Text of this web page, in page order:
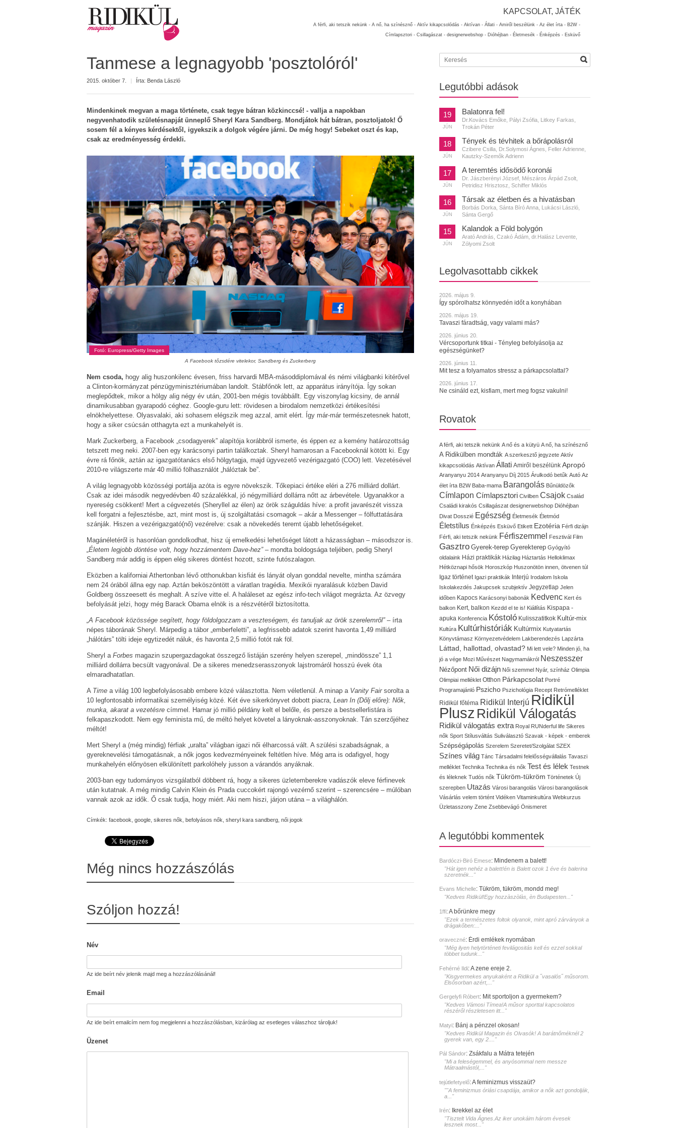
KAPCSOLAT, JÁTÉK
A férfi, aki tetszik nekünk - A nő, ha színésznő - Aktív kikapcsolódás - Aktívan - Állati - Amiről beszélünk - Az élet írta - B2W -
Címlapsztori - Csillagászat - designerwebshop - Dióhéjban - Életmesék - Énképzés - Esküvő
Tanmese a legnagyobb 'posztolóról'
2015. október 7. | Írta: Benda László
Mindenkinek megvan a maga története, csak tegye bátran közkinccsé! - vallja a napokban
negyvenhatodik születésnapját ünneplő Sheryl Kara Sandberg. Mondjátok hát bátran, posztoljatok! Ő
sosem fél a kényes kérdésektől, igyekszik a dolgok végére járni. De még hogy! Sebeket oszt és kap,
csak az eredményesség érdekli.
A Facebook tőzsdére vitelekor, Sandberg és Zuckerberg
Fotó: Europress/Getty Images
Nem csoda, hogy alig huszonkilenc évesen, friss harvardi MBA-másoddiplomával és némi világbanki kitérővel
a Clinton-kormányzat pénzügyminisztériumában landolt. Stábfőnök lett, az apparátus irányítója. Így sokan
meglepődtek, mikor a hölgy alig négy év után, 2001-ben mégis továbbállt. Egy viszonylag kicsiny, de annál
dinamikusabban gyarapodó céghez. Google-guru lett: rövidesen a birodalom nemzetközi értékesítési
elnökhelyettese. Olyasvalaki, aki sohasem elégszik meg azzal, amit elért. Így már-már természetesnek hatott,
hogy a siker csúcsán otthagyta ezt a munkahelyét is.
Mark Zuckerberg, a Facebook „csodagyerek” alapítója korábbról ismerte, és éppen ez a kemény határozottság
tetszett meg neki. 2007-ben egy karácsonyi partin találkoztak. Sheryl hamarosan a Facebooknál kötött ki. Egy
évre rá főnök, aztán az igazgatótanács első hölgytagja, majd ügyvezető vezérigazgató (COO) lett. Vezetésével
2010-re világszerte már 40 millió fölhasználót „hálóztak be”.
A világ legnagyobb közösségi portálja azóta is egyre növekszik. Tőkepiaci értéke eléri a 276 milliárd dollárt.
Csak az idei második negyedévben 40 százalékkal, jó négymilliárd dollárra nőtt az árbevétele. Ugyanakkor a
nyereség csökkent! Mert a cégvezetés (Sheryllel az élen) az örök száguldás híve: a profit javarészét vissza
kell forgatni a fejlesztésbe, azt, mint most is, új szolgáltatási csomagok – akár a Messenger – fölfuttatására
szánják. Hiszen a vezérigazgató(nő) vezérelve: csak a növekedés teremt újabb lehetőségeket.
Magánéletéről is hasonlóan gondolkodhat, hisz új emelkedési lehetőséget látott a házasságban – másodszor is.
„Életem legjobb döntése volt, hogy hozzámentem Dave-hez”– mondta boldogsága teljében, pedig Sheryl
Sandberg már addig is éppen elég sikeres döntést hozott, szinte futószalagon.
Eközben a kaliforniai Athertonban lévő otthonukban kisfiát és lányát olyan gonddal nevelte, mintha számára
nem 24 órából állna egy nap. Aztán beköszöntött a váratlan tragédia. Mexikói nyaralásuk közben David
Goldberg összeesett és meghalt. A szíve vitte el. A haláleset az egész info-tech világot megrázta. Az özvegy
befolyását jelzi, hogy még Barack Obama elnök is a részvétéről biztosította.
„A Facebook közössége segített, hogy földolgozzam a veszteségem, és tanuljak az örök szerelemről”– írta
népes táborának Sheryl. Márpedig a tábor „emberfeletti”, a legfrissebb adatok szerint havonta 1,49 milliárd
„hálótárs” tölti ideje egytizedét náluk, és havonta 2,5 millió fotót rak föl.
Sheryl a Forbes magazin szupergazdagokat összegző listáján szerény helyen szerepel, „mindössze” 1,1
milliárd dollárra becsült vagyonával. De a sikeres menedzserasszonyok lajstromáról hosszú évek óta
elmaradhatatlan.
A Time a világ 100 legbefolyásosabb embere közé választotta. Nem véletlenül. A minap a Vanity Fair sorolta a
10 legfontosabb informatikai személyiség közé. Két éve sikerkönyvet dobott piacra, Lean In (Dőlj előre): Nők,
munka, akarat a vezetésre címmel. Hamar jó millió példány kelt el belőle, és persze a bestsellerlistára is
felkapaszkodott. Nem egy feminista mű, de méltó helyet követel a lányoknak-asszonyoknak. Tán szerzőjéhez
méltót!
Mert Sheryl a (még mindig) férfiak „uralta” világban igazi női élharcossá vált. A szülési szabadságnak, a
gyereknevelési támogatásnak, a nők jogos kedvezményeinek feltétlen híve. Még arra is odafigyel, hogy
munkahelyén előnyösen elkülönített parkolóhely jusson a várandós anyáknak.
2003-ban egy tudományos vizsgálatból döbbent rá, hogy a sikeres üzletemberekre vadászók eleve férfinevek
után kutatnak. A még mindig Calvin Klein és Prada cuccokért rajongó vezérnő szerint – szerencsére – múlóban
vannak azok az idők. Ő csak tudja, hogy miért. Aki nem hiszi, járjon utána – a világhálón.
Címkék: facebook google sikeres nők befolyásos nők sheryl kara sandberg női jogok
Még nincs hozzászólás
Szóljon hozzá!
Név
Az ide beírt név jelenik majd meg a hozzászólásánál!
Email
Az ide beírt emailcím nem fog megjelenni a hozzászólásban, kizárólag az esetleges válaszhoz tároljuk!
Üzenet
Legutóbbi adások
19
JÚN
Balatonra fel!
Dr.Kovács Emőke, Pályi Zsófia, Litkey Farkas,
Trokán Péter
18
JÚN
Tények és tévhitek a bőrápolásról
Czibere Csilla, Dr.Solymosi Ágnes, Feller Adrienne,
Kautzky-Szemők Adrienn
17
JÚN
A teremtés idősödő koronái
Dr. Jászberényi József, Mészáros Árpád Zsolt,
Petridisz Hrisztosz, Schiffer Miklós
16
JÚN
Társak az életben és a hivatásban
Borbás Dorka, Sánta Bíró Anna, Lukácsi László,
Sánta Gergő
15
JÚN
Kalandok a Föld bolygón
Arató András, Czakó Ádám, dr.Halász Levente,
Zólyomi Zsolt
Legolvasottabb cikkek
2026. május 9.
Így spórolhatsz könnyedén időt a konyhában
2026. május 19.
Tavaszi fáradtság, vagy valami más?
2026. június 20.
Vércsoportunk titkai - Tényleg befolyásolja az
egészségünket?
2026. június 11.
Mit tesz a folyamatos stressz a párkapcsolattal?
2026. június 17.
Ne csináld ezt, kisfiam, mert meg fogsz vakulni!
Rovatok
A férfi, aki tetszik nekünk A nő és a kütyü A nő, ha színésznő
A Ridikülben mondták A szerkesztő jegyzete Aktív
kikapcsolódás Aktívan Állati Amiről beszélünk Apropó
Aranyanyu 2014 Aranyanyu Díj 2015 Árulkodó betűk Autó Az
élet írta B2W Baba-mama Barangolás Bűnüldözők
Címlapon Címlapsztori Civilben Csajok Család
Családi kirakós Csillagászat designerwebshop Dióhéjban
Divat Dosszié Egészség Életmesék Életmód
Életstílus Énképzés Esküvő Etikett Ezotéria Férfi dizájn
Férfi, aki tetszik nekünk Férfiszemmel Fesztivál Film
Gasztro Gyerek-terep Gyerekterep Gyógyító
oldalaink Házi praktikák Házilag Háztartás Helloklimax
Hétköznapi hősök Horoszkóp Huszonötön innen, ötvenen túl
Igaz történet Igazi praktikák Interjú Irodalom Iskola
Iskolakezdés Jakupcsek szubjektív Jegyzetlap Jelen
időben Kapocs Karácsonyi babonák Kedvenc Kert és
balkon Kert, balkon Kezdd el te is! Kiállítás Kispapa -
apuka Konferencia Kóstoló Kulisszatitkok Kultúr-mix
Kultúra Kultúrhistóriák Kultúrmix Kutyatartás
Könyvtámasz Környezetvédelem Lakberendezés Lapzárta
Láttad, hallottad, olvastad? Mi lett vele? Minden jó, ha
jó a vége Mozi Művészet Nagymamákról Neszesszer
Nézőpont Női dizájn Női szemmel Nyár, színház Olimpia
Olimpiai melléklet Otthon Párkapcsolat Portré
Programajánló Pszicho Pszichológia Recept Retrómelléklet
Ridikül főtéma Ridikül Interjú Ridikül
Plusz Ridikül Válogatás
Ridikül válogatás extra Royal RUNderful life Sikeres
nők Sport Stílusváltás Suliválasztó Szavak - képek - emberek
Szépségápolás Szerelem Szeretet/Szolgálat SZEX
Színes világ Tánc Társadalmi felelősségvállalás Tavaszi
melléklet Technika Technika és nők Test és lélek Testnek
és léleknek Tudós nők Tükröm-tükröm Történetek Új
szerepben Utazás Városi barangolás Városi barangolások
Vásárlás velem történt Vidéken Vitaminkultúra Webkurzus
Üzletasszony Zene Zsebbevágó Önismeret
A legutóbbi kommentek
Bardóczi-Biró Emese: Mindenem a balett!
"Hát igen nehéz a balett!én is Balett ozok 1 éve és balerina
szeretnék..."
Evans Michelle: Tükröm, tükröm, mondd meg!
"Kedves Ridikül!Egy hozzàszòlàs, èn Budapesten..."
1ffi:A bőrünkre megy
"Ezek a természetes foltok olyanok, mint apró zárványok a
drágakőben:..."
oraveczné: Érdi emlékek nyomában
"Még ilyen helytörténeti fevilágositás kell és ezzel sokkal
többet tudunk..."
Fehérné Ildi:A zene ereje 2.
"Kisgyermekes anyukaként a Ridikül a ˝vasalós˝ műsorom.
Elsősorban azért,..."
Gergelyfi Róbert: Mit sportoljon a gyermekem?
"Kedves Vámosi Tímea!A műsor sporttal kapcsolatos
részéről részletesen itt..."
Matyi: Bánj a pénzzel okosan!
"Kedves Ridikül Magazin és Olvasók! A barátnőméknél 2
gyerek van, egy 2...."
Pál Sándor: Zsákfalu a Mátra tetején
"Mi a feleségemmel, és anyósommal nem messze
Mátraalmástól,..."
tejútlefetyelő:A feminizmus visszaüt?
""A feminizmus óriási csapdája, amikor a nők azt gondolják,
a..."
Irén: Ikrekkel az élet
"Tisztelt Vida Ágnes.Az iker unokáim három évesek
lesznek most..."